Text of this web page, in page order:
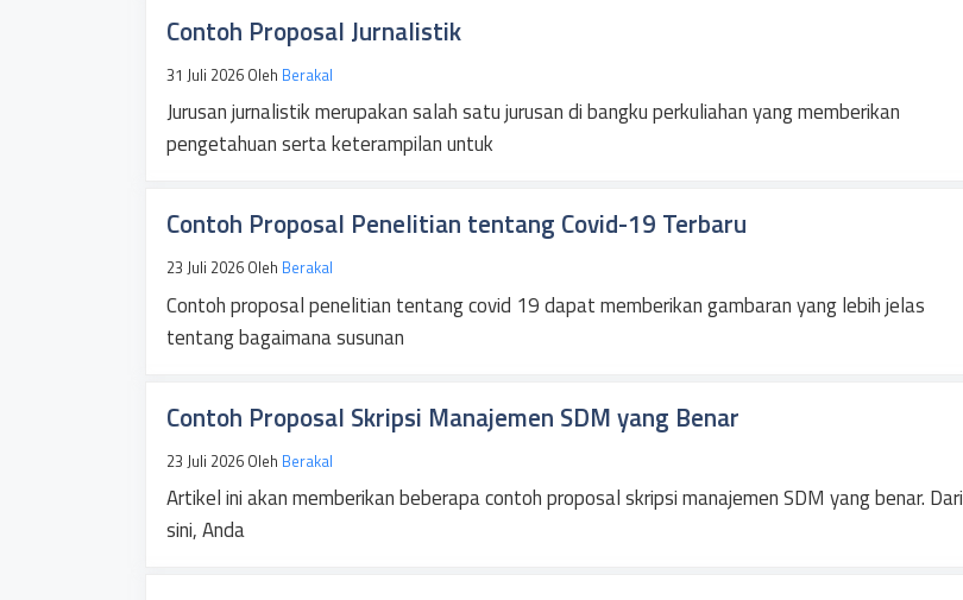
Contoh Proposal Jurnalistik
31 Juli 2026 Oleh Berakal
Jurusan jurnalistik merupakan salah satu jurusan di bangku perkuliahan yang memberikan
pengetahuan serta keterampilan untuk
Contoh Proposal Penelitian tentang Covid-19 Terbaru
23 Juli 2026 Oleh Berakal
Contoh proposal penelitian tentang covid 19 dapat memberikan gambaran yang lebih jelas
tentang bagaimana susunan
Contoh Proposal Skripsi Manajemen SDM yang Benar
23 Juli 2026 Oleh Berakal
Artikel ini akan memberikan beberapa contoh proposal skripsi manajemen SDM yang benar. Dari
sini, Anda